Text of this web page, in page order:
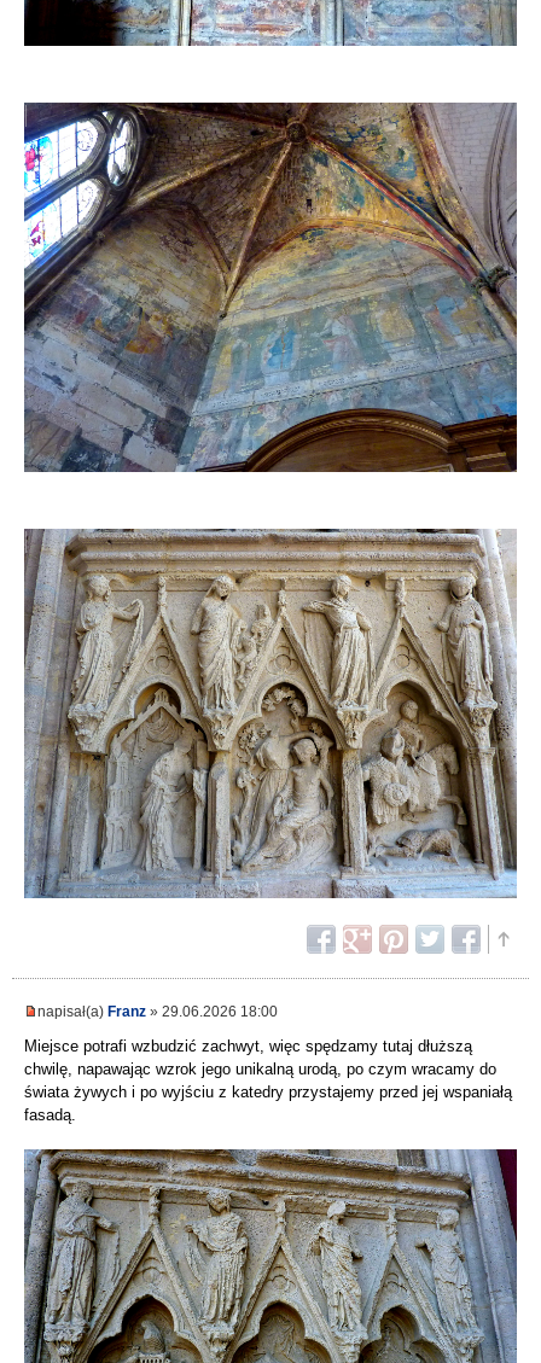
napisał(a) Franz » 29.06.2026 18:00
Miejsce potrafi wzbudzić zachwyt, więc spędzamy tutaj dłuższą
chwilę, napawając wzrok jego unikalną urodą, po czym wracamy do
świata żywych i po wyjściu z katedry przystajemy przed jej wspaniałą
fasadą.